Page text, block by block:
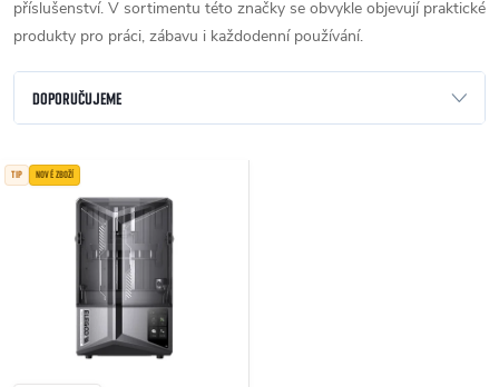
příslušenství. V sortimentu této značky se obvykle objevují praktické
produkty pro práci, zábavu i každodenní používání.
Řazení produktů
DOPORUČUJEME
NEJDRAŽŠÍ
NEJPRODÁVANĚJŠÍ
ABECEDNĚ
Výpis produktů
TIP NOVÉ ZBOŽÍ